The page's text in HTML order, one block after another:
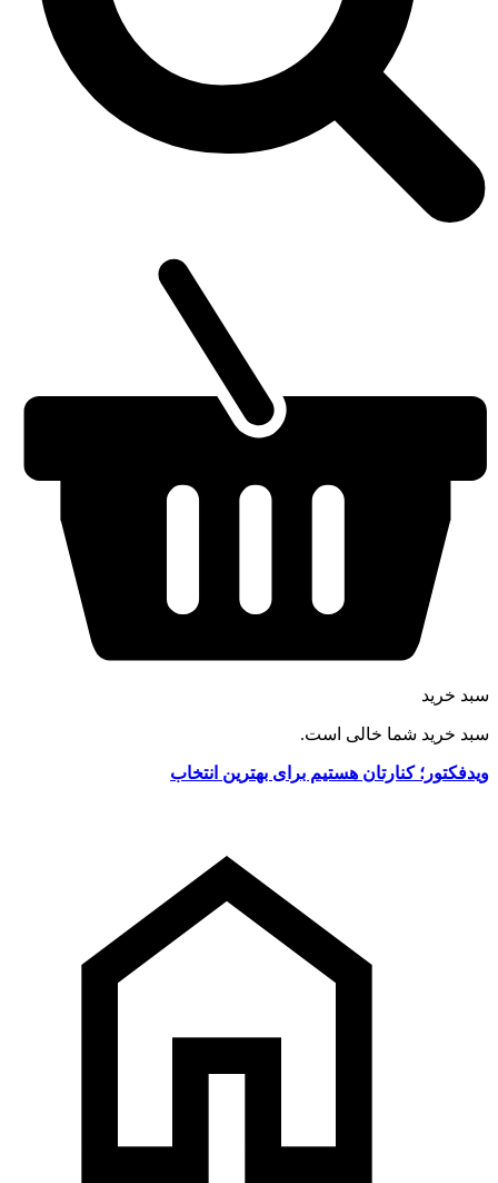
سبد خرید
سبد خرید شما خالی است.
ویدفکتور؛ کنارتان هستیم برای بهترین انتخاب